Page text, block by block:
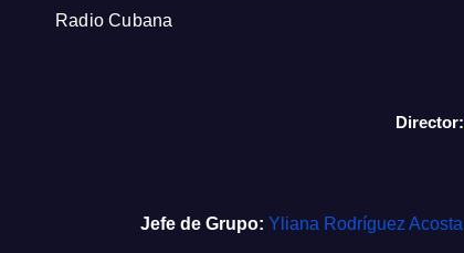
Radio Cubana
Director:
Jefe de Grupo: Yliana Rodríguez Acosta